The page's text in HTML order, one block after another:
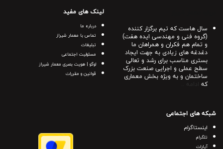
سال هاست که تیم برگزار کننده
(گروه فنی و مهندسی ایده هفت)
و تمام هم فکران و همراهان ما
دغدغه های زیادی به جهت ایجاد
بستری مناسب برای رشد و تعالی
سطح عملی و اجرایی صنعت بزرک
ساختمان و به ویژه بخش معماری
که
لینک های مفید
درباره ما
تماس با معمار شیراز
تبلیغات
مسئولیت اجتماعی
لوگو | هویت بصری معمار شیراز
قوانین و مقررات
شبکه های اجتماعی
اینستاگرام
تلگرام
آپارات